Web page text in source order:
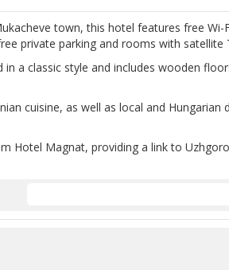
town, this hotel features free Wi-
private parking and rooms with satellite
a classic style and includes wooden
cuisine, as well as local and Hungarian
Hotel Magnat, providing a link to